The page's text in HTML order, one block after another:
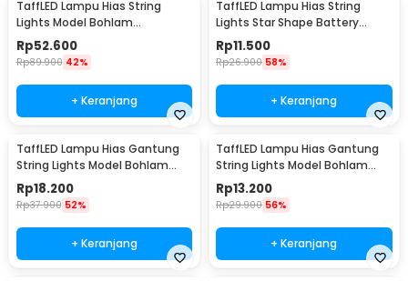
TaffLED Lampu Hias String
Lights Model Bohlam
Waterproof 20 LED 5M - PD039
Rp52.600
Rp89.900 42%
+ Keranjang
TaffLED Lampu Hias String
Lights Star Shape Battery
Power 20 LED 3M - 2G11
Rp11.500
Rp26.900 58%
+ Keranjang
TaffLED Lampu Hias Gantung
String Lights Model Bohlam
Mini Waterproof 6M - ZYD0931
Rp18.200
Rp37.900 52%
+ Keranjang
TaffLED Lampu Hias Gantung
String Lights Model Bohlam
Mini Waterproof 3M - ZYD0931
Rp13.200
Rp29.900 56%
+ Keranjang